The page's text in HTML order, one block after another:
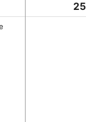
25